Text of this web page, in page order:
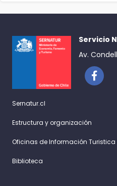
Servicio
Av.
Sernatur.cl
Estructura y organización
Oficinas de Información Turistica
Biblioteca